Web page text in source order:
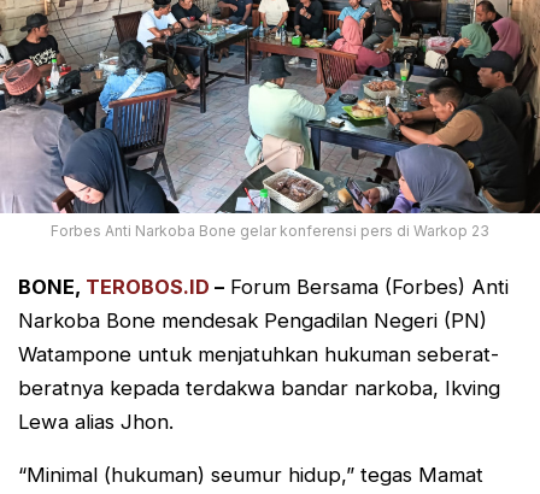
Forbes Anti Narkoba Bone gelar konferensi pers di Warkop 23
BONE, TEROBOS.ID – Forum Bersama (Forbes) Anti
Narkoba Bone mendesak Pengadilan Negeri (PN)
Watampone untuk menjatuhkan hukuman seberat-
beratnya kepada terdakwa bandar narkoba, Ikving
Lewa alias Jhon.
“Minimal (hukuman) seumur hidup,” tegas Mamat